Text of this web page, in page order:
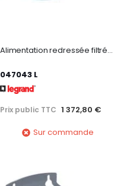
Alimentation redressée filtrée monophasée entrée 230-400V~/sortie 48V= -240W -5A
047043 L
Prix public TTC 1 372,80 €
Sur commande